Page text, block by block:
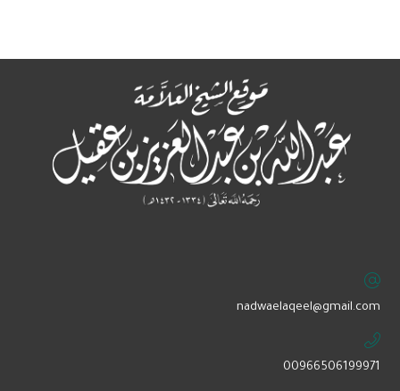
‏nadwaelaqeel@gmail.com
00966506199971